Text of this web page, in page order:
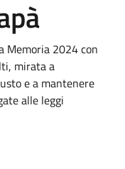
Memoria 2024 con
mirata a
e a mantenere
alle leggi